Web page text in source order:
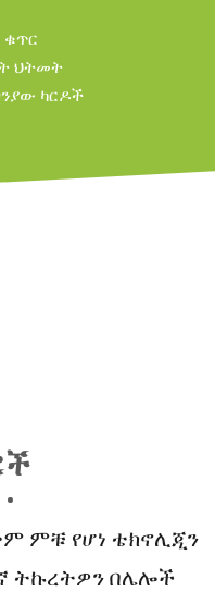
ቁጥር
ህትመት
ካርዶች
ምቹ የሆነ ቴክኖሊጂን
ትኩረትዎን በሌሎች